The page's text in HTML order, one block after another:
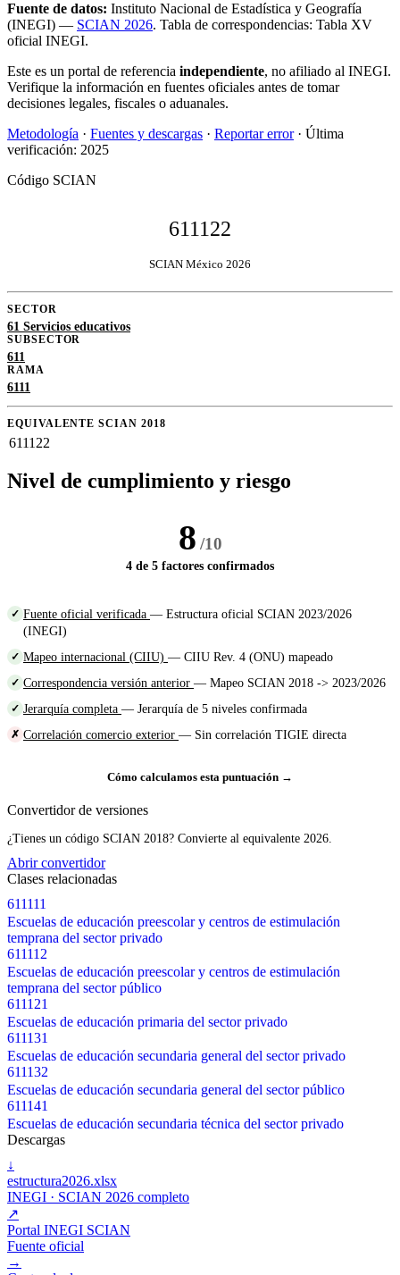
Fuente de datos: Instituto Nacional de Estadística y Geografía
(INEGI) — SCIAN 2026. Tabla de correspondencias: Tabla XV
oficial INEGI.
Este es un portal de referencia independiente, no afiliado al INEGI.
Verifique la información en fuentes oficiales antes de tomar
decisiones legales, fiscales o aduanales.
Metodología · Fuentes y descargas · Reportar error· Última
verificación: 2025
Código SCIAN
611122
SCIAN México 2026
SECTOR
61 Servicios educativos
SUBSECTOR
611
RAMA
6111
EQUIVALENTE SCIAN 2018
611122
Nivel de cumplimiento y riesgo
8 /10
4 de 5 factores confirmados
✓ Fuente oficial verificada — Estructura oficial SCIAN 2023/2026
(INEGI)
✓ Mapeo internacional (CIIU) — CIIU Rev. 4 (ONU) mapeado
✓ Correspondencia versión anterior — Mapeo SCIAN 2018 -> 2023/2026
✓ Jerarquía completa — Jerarquía de 5 niveles confirmada
✗ Correlación comercio exterior — Sin correlación TIGIE directa
Cómo calculamos esta puntuación →
Convertidor de versiones
¿Tienes un código SCIAN 2018? Convierte al equivalente 2026.
Abrir convertidor
Clases relacionadas
611111
Escuelas de educación preescolar y centros de estimulación
temprana del sector privado
611112
Escuelas de educación preescolar y centros de estimulación
temprana del sector público
611121
Escuelas de educación primaria del sector privado
611131
Escuelas de educación secundaria general del sector privado
611132
Escuelas de educación secundaria general del sector público
611141
Escuelas de educación secundaria técnica del sector privado
Descargas
↓
estructura2026.xlsx
INEGI · SCIAN 2026 completo
↗
Portal INEGI SCIAN
Fuente oficial
→